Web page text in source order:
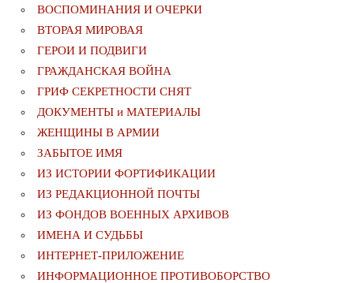
ВОСПОМИНАНИЯ И ОЧЕРКИ
ВТОРАЯ МИРОВАЯ
ГЕРОИ И ПОДВИГИ
ГРАЖДАНСКАЯ ВОЙНА
ГРИФ СЕКРЕТНОСТИ СНЯТ
ДОКУМЕНТЫ и МАТЕРИАЛЫ
ЖЕНЩИНЫ В АРМИИ
ЗАБЫТОЕ ИМЯ
ИЗ ИСТОРИИ ФОРТИФИКАЦИИ
ИЗ РЕДАКЦИОННОЙ ПОЧТЫ
ИЗ ФОНДОВ ВОЕННЫХ АРХИВОВ
ИМЕНА И СУДЬБЫ
ИНТЕРНЕТ-ПРИЛОЖЕНИЕ
ИНФОРМАЦИОННОЕ ПРОТИВОБОРСТВО